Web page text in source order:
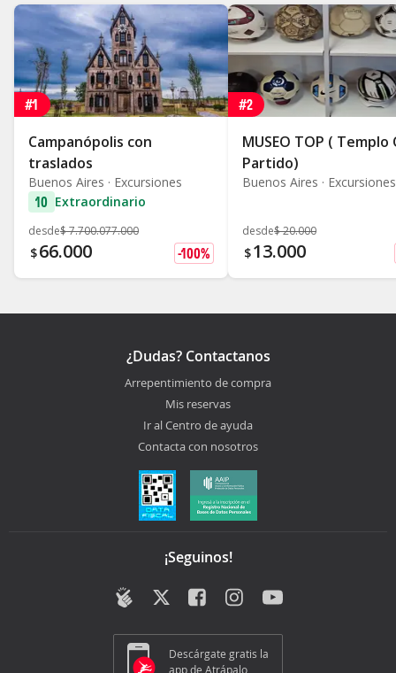
#1
Campanópolis con
traslados
Buenos Aires · Excursiones
10 Extraordinario
desde$7.700.077.000
$66.000 Descuento
-100%
#2
MUSEO TOP (
Partido)
Buenos Aires · Excursiones
desde$20.000
$13.000
¿Dudas? Contactanos
Arrepentimiento de compra
Mis reservas
Ir al Centro de ayuda
Contacta con nosotros
¡Seguinos!
Descárgate gratis la
app de Atrápalo